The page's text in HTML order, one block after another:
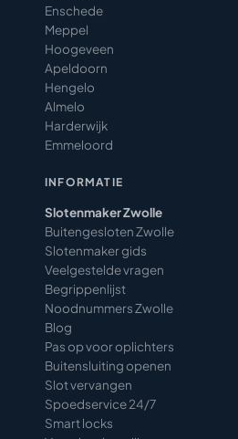
Enschede
Meppel
Hoogeveen
Apeldoorn
Hengelo
Almelo
Harderwijk
Emmeloord
INFORMATIE
Slotenmaker Zwolle
Buitengesloten Zwolle
Slotenmaker gids
Veelgestelde vragen
Begrippenlijst
Noodnummers Zwolle
Blog
Pas op voor oplichters
Buitensluiting openen
Slot vervangen
Spoedservice 24/7
Smart locks